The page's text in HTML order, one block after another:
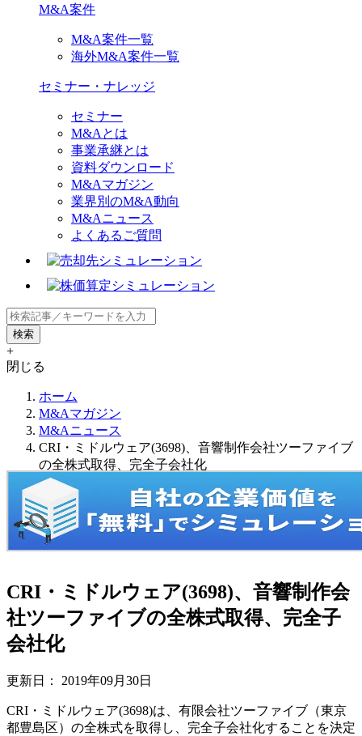
M&A案件
M&A案件一覧
海外M&A案件一覧
セミナー・ナレッジ
セミナー
M&Aとは
事業承継とは
資料ダウンロード
M&Aマガジン
業界別のM&A動向
M&Aニュース
よくあるご質問
+
閉じる
ホーム
M&Aマガジン
M&Aニュース
CRI・ミドルウェア(3698)、音響制作会社ツーファイブ
の全株式取得、完全子会社化
CRI・ミドルウェア(3698)、音響制作会
社ツーファイブの全株式取得、完全子
会社化
更新日： 2019年09月30日
CRI・ミドルウェア(3698)は、有限会社ツーファイブ（東京
都豊島区）の全株式を取得し、完全子会社化することを決定